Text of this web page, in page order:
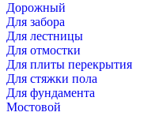
Дорожный
Для забора
Для лестницы
Для отмостки
Для плиты перекрытия
Для стяжки пола
Для фундамента
Мостовой